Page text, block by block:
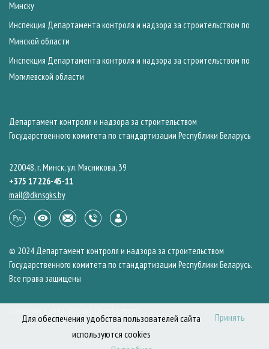
Минску
Инспекция Департамента контроля и надзора за строительством по
Минской области
Инспекция Департамента контроля и надзора за строительством по
Могилевской области
Департамент контроля и надзора за строительством
Государственного комитета по стандартизации Республики Беларусь
220048, г. Минск, ул. Мясникова, 39
+375 17 226-45-11
mail@dknsgks.by
© 2024 Департамент контроля и надзора за строительством
Государственного комитета по стандартизации Республики Беларусь.
Все права защищены
Принять
Для обеспечения удобства пользователей сайта
используются cookies